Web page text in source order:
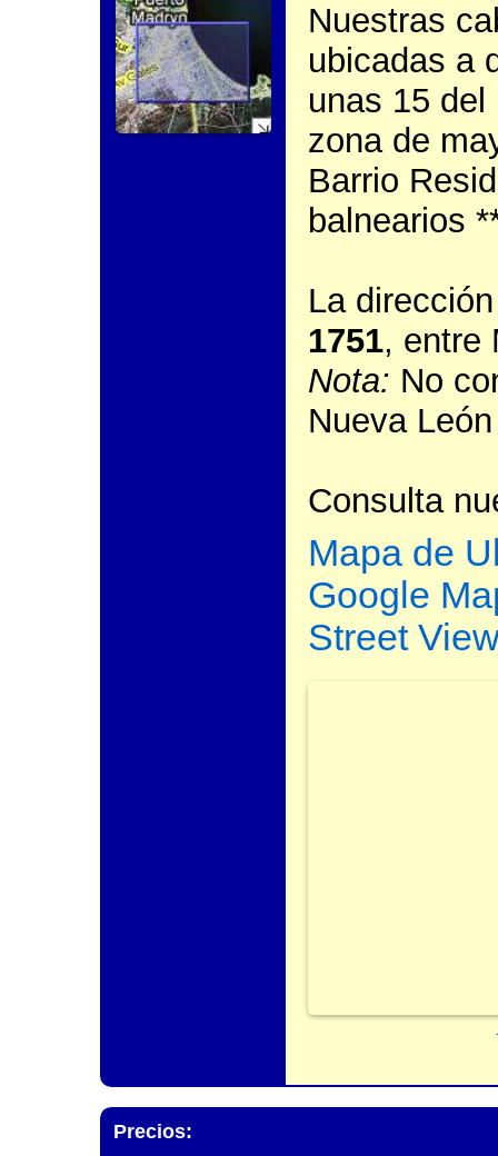
Nuestras
ubicadas a
unas 15
zona de
Barrio
balnearios
La
1751, entre
Nota: No
Nueva
Consulta
Mapa de
Google
Street
Precios: